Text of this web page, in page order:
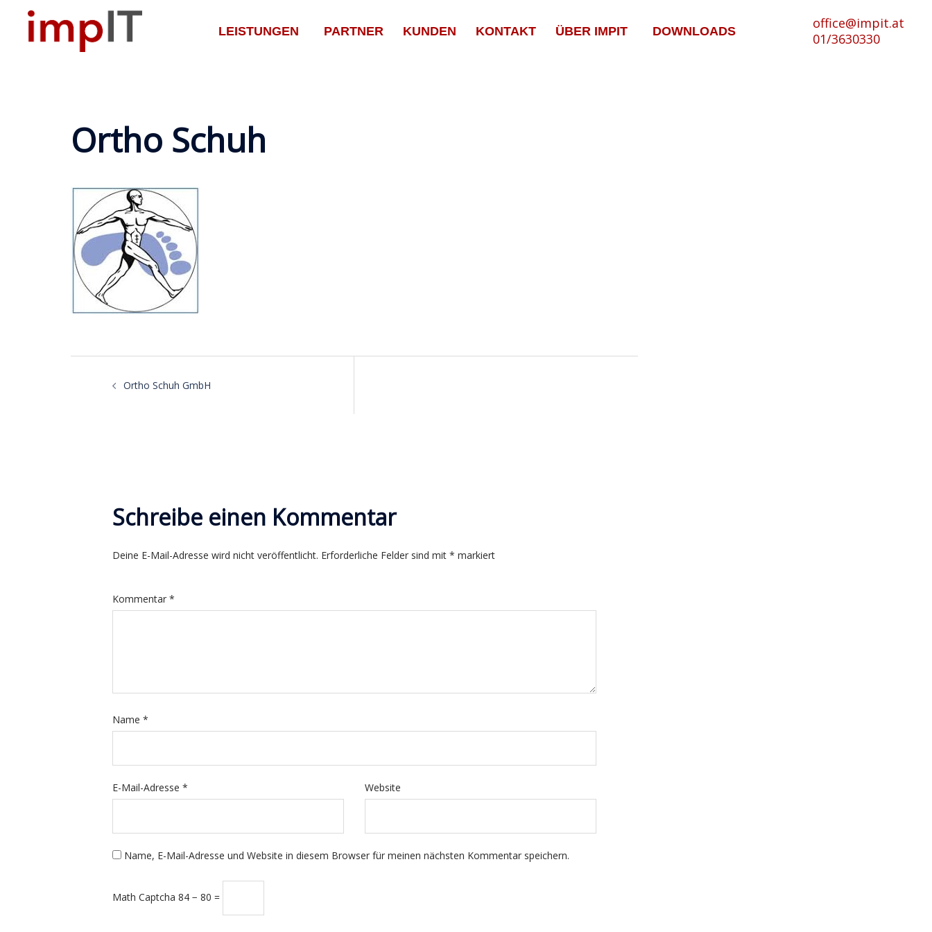
springen
LEISTUNGEN PARTNER KUNDEN KONTAKT ÜBER IMPIT DOWNLOADS
office@impit.at
01/3630330
Ortho Schuh
Beitragsnavigation
Ortho Schuh GmbH
Schreibe einen Kommentar
Deine E-Mail-Adresse wird nicht veröffentlicht. Erforderliche Felder sind mit * markiert
Kommentar *
Name *
E-Mail-Adresse * Website
Name, E-Mail-Adresse und Website in diesem Browser für meinen nächsten Kommentar speichern.
Math Captcha 84 − 80 =